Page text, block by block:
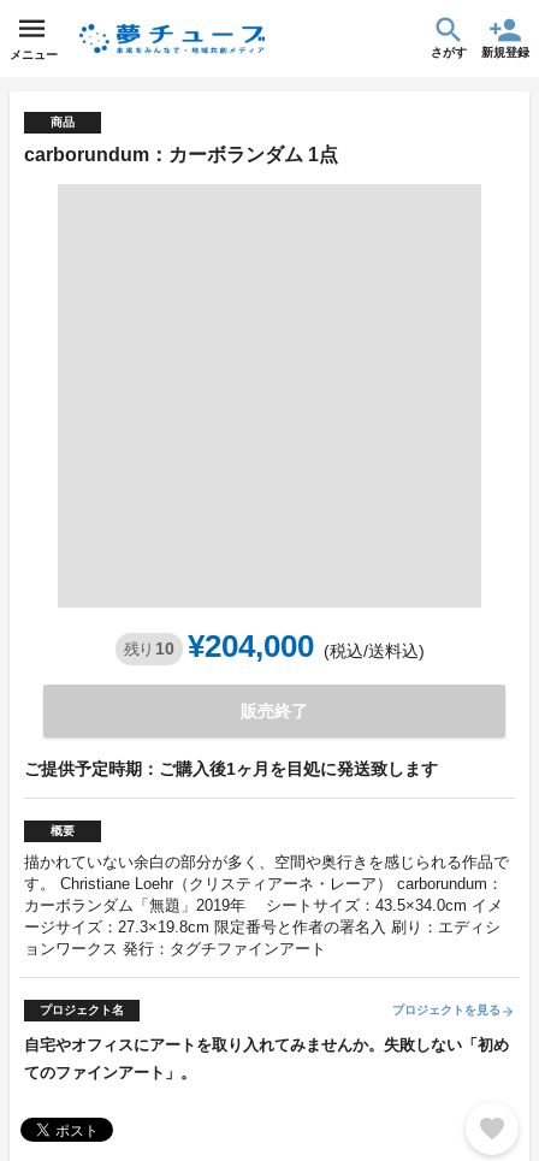
メニュー さがす 新規登録
商品
carborundum：カーボランダム 1点
残り 10 ¥204,000 (税込/送料込)
販売終了
ご提供予定時期：ご購入後1ヶ月を目処に発送致します
概要
描かれていない余白の部分が多く、空間や奥行きを感じられる作品で
す。 Christiane Loehr（クリスティアーネ・レーア） carborundum：
カーボランダム「無題」2019年 シートサイズ：43.5×34.0cm イメ
ージサイズ：27.3×19.8cm 限定番号と作者の署名入 刷り：エディシ
ョンワークス 発行：タグチファインアート
プロジェクト名 プロジェクトを見る arrow_forward
自宅やオフィスにアートを取り入れてみませんか。失敗しない「初め
てのファインアート」。
favorite